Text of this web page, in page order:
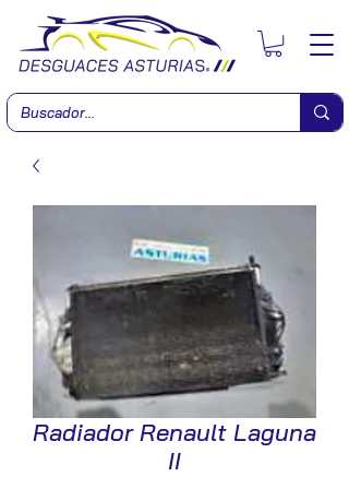
Radiador Renault Laguna
II